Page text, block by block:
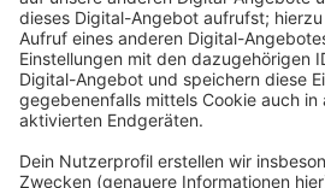
vermehrt Probleme mit der
Diesmal hat die Kreisleitstelle die
App aber selbst ausgelöst, und
Mal überregional. Dieses Mal
Sirenen im Kreisgebiet ausgelöst
heulten nur 150 Sirenen auf.